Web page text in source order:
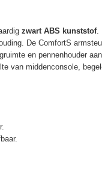
zwart ABS kunststof.
De ComfortS
en pennenhouder
van middenconsole,